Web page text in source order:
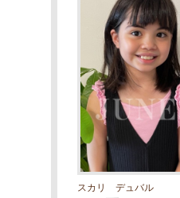
スカリ デュバル